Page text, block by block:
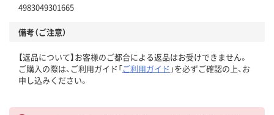
4983049301665
備考（ご注意）
【返品について】お客様のご都合による返品はお受けできません。
ご購入の際は、ご利用ガイド「ご利用ガイド 」を必ずご確認の上、お
申し込みください。